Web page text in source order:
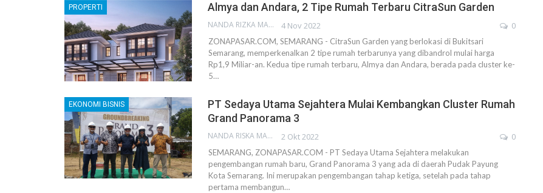
PROPERTI Almya dan Andara, 2 Tipe Rumah Terbaru CitraSun Garden
NANDA RIZKA MAHENDRA 4 Nov 2022 0
ZONAPASAR.COM, SEMARANG - CitraSun Garden yang berlokasi di Bukitsari
Semarang, memperkenalkan 2 tipe rumah terbarunya yang dibandrol mulai harga
Rp1,9 Miliar-an. Kedua tipe rumah terbaru, Almya dan Andara, berada pada cluster ke-
5…
EKONOMI BISNIS
PT Sedaya Utama Sejahtera Mulai Kembangkan Cluster Rumah
Grand Panorama 3
NANDA RISKA MAHENDRA 2 Okt 2022 0
SEMARANG, ZONAPASAR.COM - PT Sedaya Utama Sejahtera melakukan
pengembangan rumah baru, Grand Panorama 3 yang ada di daerah Pudak Payung
Kota Semarang. Ini merupakan pengembangan tahap ketiga, setelah pada tahap
pertama membangun…